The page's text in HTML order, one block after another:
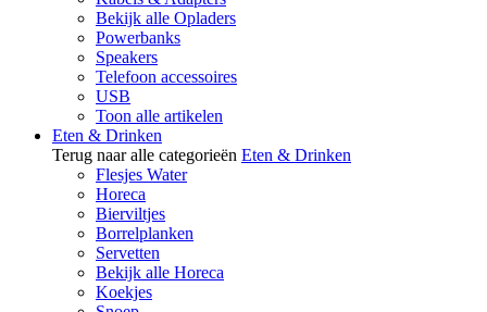
Bekijk alle Opladers
Powerbanks
Speakers
Telefoon accessoires
USB
Toon alle artikelen
Eten & Drinken
Terug naar alle categorieën Eten & Drinken
Flesjes Water
Horeca
Bierviltjes
Borrelplanken
Servetten
Bekijk alle Horeca
Koekjes